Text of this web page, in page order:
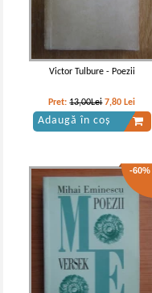
Victor Tulbure - Poezii
Pret:13,00Lei 7,80 Lei
Adaugă în coș
-60%